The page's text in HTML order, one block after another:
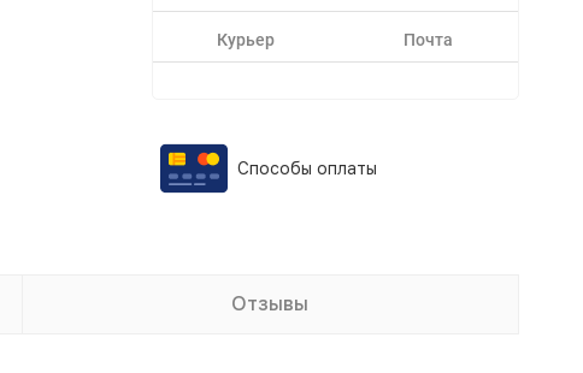
Курьер Почта
Способы оплаты
Отзывы